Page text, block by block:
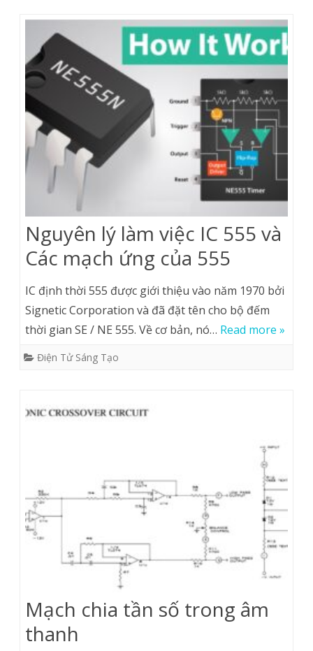
Nguyên lý làm việc IC 555 và
Các mạch ứng của 555
IC định thời 555 được giới thiệu vào năm 1970 bởi
Signetic Corporation và đã đặt tên cho bộ đếm
thời gian SE / NE 555. Về cơ bản, nó… Read more »
Điện Tử Sáng Tạo
Mạch chia tần số trong âm
thanh